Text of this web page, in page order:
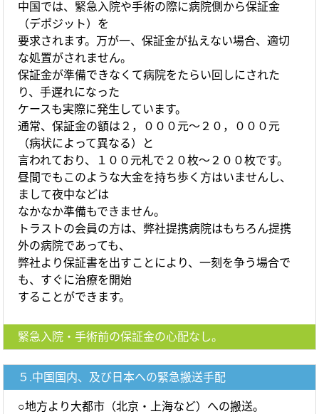
中国では、緊急入院や手術の際に病院側から保証金
（デポジット）を
要求されます。万が一、保証金が払えない場合、適切
な処置がされません。
保証金が準備できなくて病院をたらい回しにされた
り、手遅れになった
ケースも実際に発生しています。
通常、保証金の額は２，０００元～２０，０００元
（病状によって異なる）と
言われており、１００元札で２０枚～２００枚です。
昼間でもこのような大金を持ち歩く方はいませんし、
まして夜中などは
なかなか準備もできません。
トラストの会員の方は、弊社提携病院はもちろん提携
外の病院であっても、
弊社より保証書を出すことにより、一刻を争う場合で
も、すぐに治療を開始
することができます。
緊急入院・手術前の保証金の心配なし。
５.中国国内、及び日本への緊急搬送手配
○地方より大都市（北京・上海など）への搬送。